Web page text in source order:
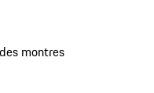
montres